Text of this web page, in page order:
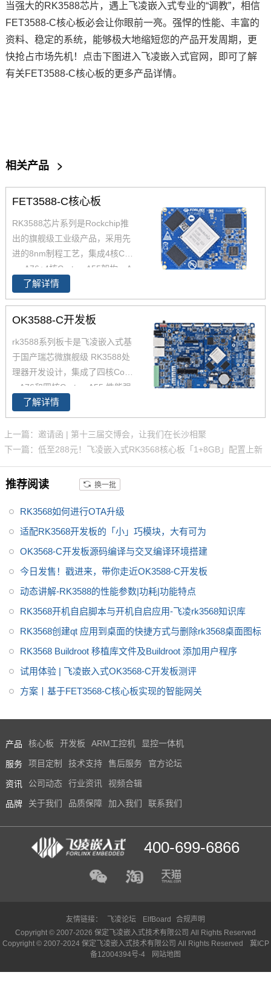
当强大的RK3588芯片，遇上飞凌嵌入式专业的“调教”，相信
FET3588-C核心板必会让你眼前一亮。强悍的性能、丰富的
资料、稳定的系统，能够极大地缩短您的产品开发周期，更
快抢占市场先机！点击下图进入飞凌嵌入式官网，即可了解
有关FET3588-C核心板的更多产品详情。
相关产品 >
FET3588-C核心板
RK3588芯片系列是Rockchip推
出的旗舰级工业级产品，采用先
进的8nm制程工艺，集成4核Cort
ex-A76+4核Cortex-A55架构，A
76主频高达2.4GHz，A55核主频
高达1.8GHz，能够提供强大的性
能支撑。飞凌FET3588-C核心板
力测试，确保在高端应用中能够
稳定运行。您可以通过飞凌提供
的rk3588开发套件充分评估和验
了解详情
OK3588-C开发板
rk3588系列板卡是飞凌嵌入式基
于国产瑞芯微旗舰级 RK3588处
理器开发设计，集成了四核Corte
x-A76和四核Cortex-A55,性能强
大，可通过rk3588开发板产品简
介了解了rk3588功能特点，评估
芯片性能参数，飞凌为RK3588
提供了丰富的参考资料，包括rk3
记等，为便于客户对开发套件的
参考，rk3588开发板做了多重防
护设计，像静电、浪涌、脉冲群
了解详情
上一篇：邀请函 | 第十三届交博会，让我们在长沙相聚
下一篇：低至288元！飞凌嵌入式RK3568核心板「1+8GB」配置上新
推荐阅读 换一批
RK3568如何进行OTA升级
适配RK3568开发板的「小」巧模块，大有可为
OK3568-C开发板源码编译与交叉编译环境搭建
今日发售！戳进来，带你走近OK3588-C开发板
动态讲解-RK3588的性能参数|功耗|功能特点
RK3568开机自启脚本与开机自启应用-飞凌rk3568知识库
RK3568创建qt 应用到桌面的快捷方式与删除rk3568桌面图标
RK3568 Buildroot 移植库文件及Buildroot 添加用户程序
试用体验 | 飞凌嵌入式OK3568-C开发板测评
方案丨基于FET3568-C核心板实现的智能网关
产品 核心板 开发板 ARM工控机 显控一体机
服务 项目定制 技术支持 售后服务 官方论坛
资讯 公司动态 行业资讯 视频合辑
品牌 关于我们 品质保障 加入我们 联系我们
400-699-6866
友情链接： 飞凌论坛 ElfBoard
合规声明
Copyright © 2007-2026 保定飞凌嵌入式技术有限公司 All Rights Reserved
Copyright © 2007-2024 保定飞凌嵌入式技术有限公司 All Rights Reserved
冀ICP
备12004394号-4
网站地图